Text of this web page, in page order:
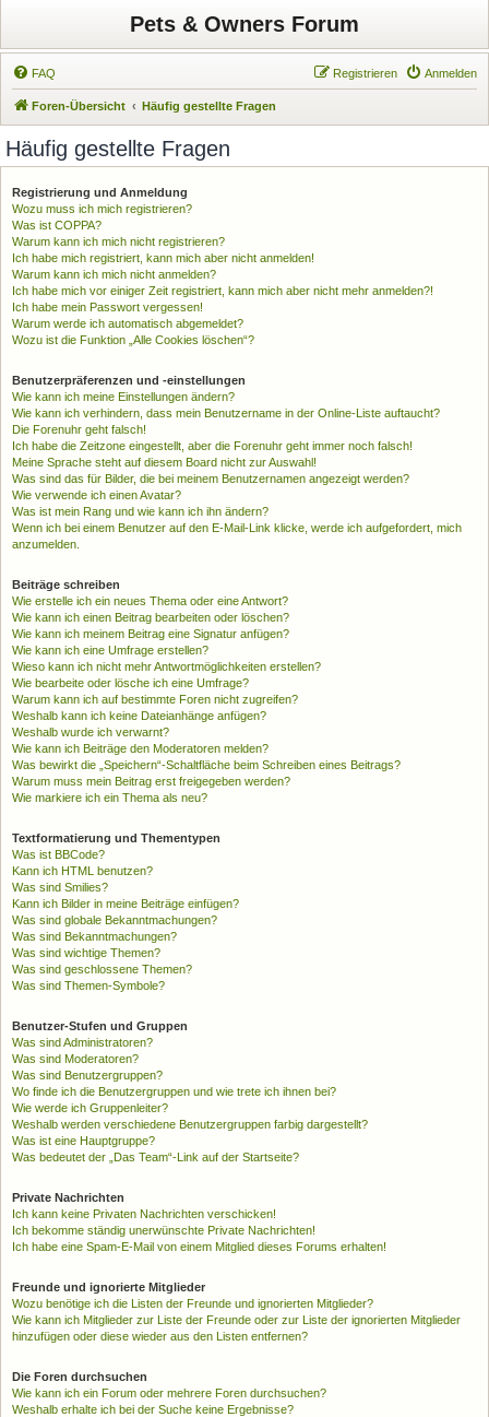
Pets & Owners Forum
FAQ Anmelden
Registrieren
Foren-Übersicht Häufig gestellte Fragen
Häufig gestellte Fragen
Registrierung und Anmeldung
Wozu muss ich mich registrieren?
Was ist COPPA?
Warum kann ich mich nicht registrieren?
Ich habe mich registriert, kann mich aber nicht anmelden!
Warum kann ich mich nicht anmelden?
Ich habe mich vor einiger Zeit registriert, kann mich aber nicht mehr anmelden?!
Ich habe mein Passwort vergessen!
Warum werde ich automatisch abgemeldet?
Wozu ist die Funktion „Alle Cookies löschen“?
Benutzerpräferenzen und -einstellungen
Wie kann ich meine Einstellungen ändern?
Wie kann ich verhindern, dass mein Benutzername in der Online-Liste auftaucht?
Die Forenuhr geht falsch!
Ich habe die Zeitzone eingestellt, aber die Forenuhr geht immer noch falsch!
Meine Sprache steht auf diesem Board nicht zur Auswahl!
Was sind das für Bilder, die bei meinem Benutzernamen angezeigt werden?
Wie verwende ich einen Avatar?
Was ist mein Rang und wie kann ich ihn ändern?
Wenn ich bei einem Benutzer auf den E-Mail-Link klicke, werde ich aufgefordert, mich
anzumelden.
Beiträge schreiben
Wie erstelle ich ein neues Thema oder eine Antwort?
Wie kann ich einen Beitrag bearbeiten oder löschen?
Wie kann ich meinem Beitrag eine Signatur anfügen?
Wie kann ich eine Umfrage erstellen?
Wieso kann ich nicht mehr Antwortmöglichkeiten erstellen?
Wie bearbeite oder lösche ich eine Umfrage?
Warum kann ich auf bestimmte Foren nicht zugreifen?
Weshalb kann ich keine Dateianhänge anfügen?
Weshalb wurde ich verwarnt?
Wie kann ich Beiträge den Moderatoren melden?
Was bewirkt die „Speichern“-Schaltfläche beim Schreiben eines Beitrags?
Warum muss mein Beitrag erst freigegeben werden?
Wie markiere ich ein Thema als neu?
Textformatierung und Thementypen
Was ist BBCode?
Kann ich HTML benutzen?
Was sind Smilies?
Kann ich Bilder in meine Beiträge einfügen?
Was sind globale Bekanntmachungen?
Was sind Bekanntmachungen?
Was sind wichtige Themen?
Was sind geschlossene Themen?
Was sind Themen-Symbole?
Benutzer-Stufen und Gruppen
Was sind Administratoren?
Was sind Moderatoren?
Was sind Benutzergruppen?
Wo finde ich die Benutzergruppen und wie trete ich ihnen bei?
Wie werde ich Gruppenleiter?
Weshalb werden verschiedene Benutzergruppen farbig dargestellt?
Was ist eine Hauptgruppe?
Was bedeutet der „Das Team“-Link auf der Startseite?
Private Nachrichten
Ich kann keine Privaten Nachrichten verschicken!
Ich bekomme ständig unerwünschte Private Nachrichten!
Ich habe eine Spam-E-Mail von einem Mitglied dieses Forums erhalten!
Freunde und ignorierte Mitglieder
Wozu benötige ich die Listen der Freunde und ignorierten Mitglieder?
Wie kann ich Mitglieder zur Liste der Freunde oder zur Liste der ignorierten Mitglieder
hinzufügen oder diese wieder aus den Listen entfernen?
Die Foren durchsuchen
Wie kann ich ein Forum oder mehrere Foren durchsuchen?
Weshalb erhalte ich bei der Suche keine Ergebnisse?